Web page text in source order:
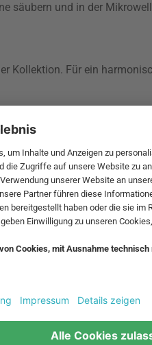
säubern und in der
Kollektion. Für ein
Sie sich jederzeit gern
schnell klären. Lassen Sie